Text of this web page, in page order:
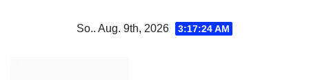
So.. Aug. 9th, 2026 3:17:25 AM